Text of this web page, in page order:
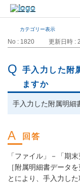
カテゴリー表示
No : 1820 更新日時 :
手入力した附
ますか
手入力した附属明細
「ファイル」－「期
［附属明細書データ
とにより、手入力し